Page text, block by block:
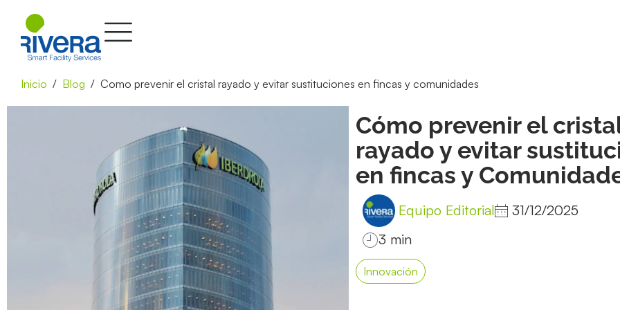
Inicio Blog Como prevenir el cristal rayado y evitar sustituciones en fincas y comunidades
Cómo prevenir el
rayado y evitar
en fincas y
Equipo Editorial 31/12/2025
Innovación